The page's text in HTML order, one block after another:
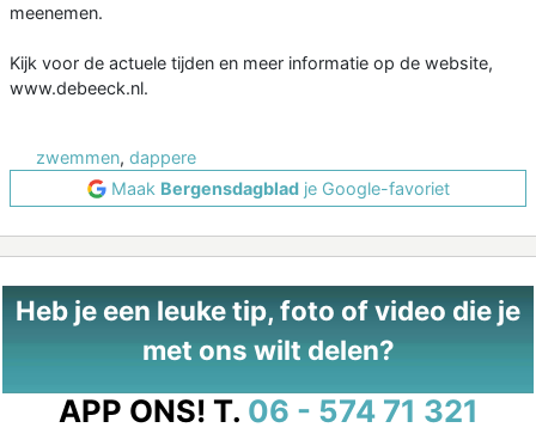
meenemen.
Kijk voor de actuele tijden en meer informatie op de website,
www.debeeck.nl.
zwemmen, dappere
Maak Bergensdagbladje Google-favoriet
Heb je een leuke tip, foto of video die je
met ons wilt delen?
APP ONS! T. 06 - 574 71 321